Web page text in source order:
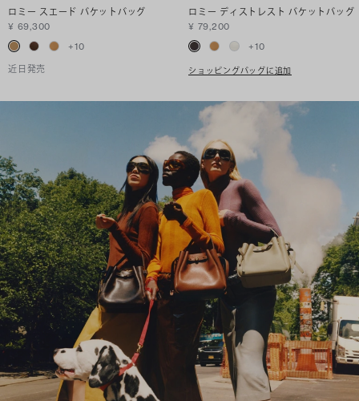
ロミー スエード バケットバッグ
¥ 69,300
+10
近日発売
ロミー ディストレスト バケットバッグ
¥ 79,200
+10
ショッピングバッグに追加